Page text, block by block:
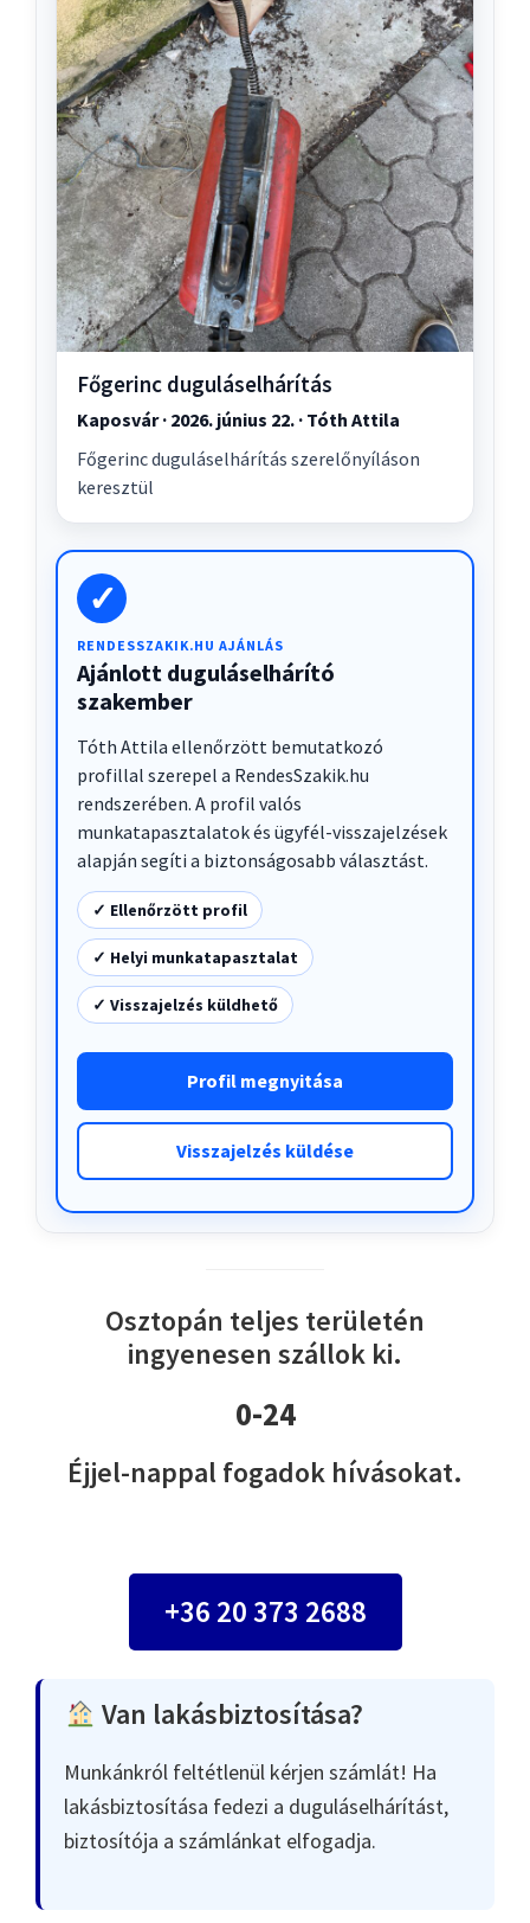
Főgerinc duguláselhárítás
Kaposvár · 2026. június 22. · Tóth Attila
Főgerinc duguláselhárítás szerelőnyíláson
keresztül
✓
RENDESSZAKIK.HU AJÁNLÁS
Ajánlott duguláselhárító
szakember
Tóth Attila ellenőrzött bemutatkozó
profillal szerepel a RendesSzakik.hu
rendszerében. A profil valós
munkatapasztalatok és ügyfél-visszajelzések
alapján segíti a biztonságosabb választást.
✓ Ellenőrzött profil
✓ Helyi munkatapasztalat
✓ Visszajelzés küldhető
Profil megnyitása
Visszajelzés küldése
Osztopán teljes területén
ingyenesen szállok ki.
0-24
Éjjel-nappal fogadok hívásokat.
+36 20 373 2688
Van lakásbiztosítása?
Munkánkról feltétlenül kérjen számlát! Ha
lakásbiztosítása fedezi a duguláselhárítást,
biztosítója a számlánkat elfogadja.